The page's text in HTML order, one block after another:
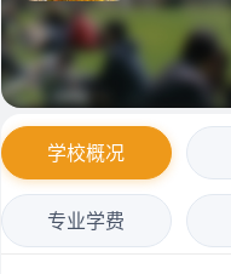
学校概况
专业学费